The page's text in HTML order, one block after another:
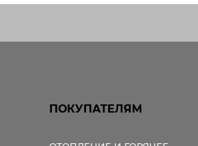
ПОКУПАТЕЛЯМ